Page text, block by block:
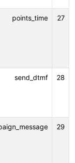
27
points_time
28
send_dtmf
29